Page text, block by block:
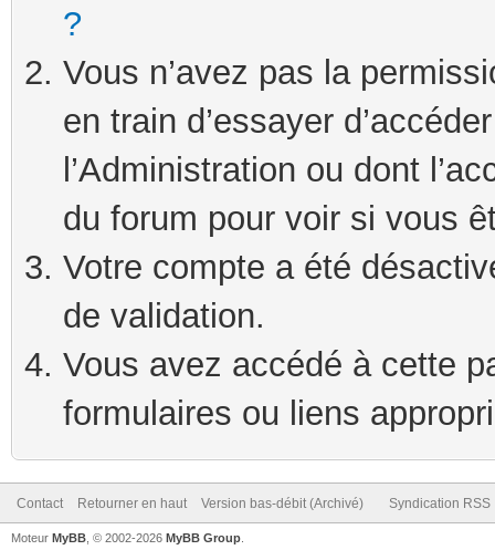
?
Vous n’avez pas la
en train d’essayer
l’Administration ou dont
du forum pour voir si vous
Votre compte a été
de validation.
Vous avez accédé à cette
formulaires ou liens
Contact Retourner en haut Version bas-débit (Archivé) Syndication RSS
Moteur MyBB , © 2002-2026 MyBB Group